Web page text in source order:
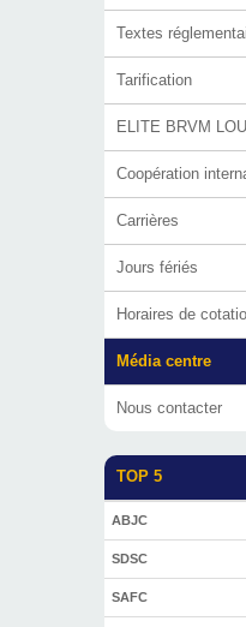
Textes
Tarification
ELITE BRVM
Coopération
Carrières
Jours fériés
Horaires de
Média centre
Nous contacter
TOP 5
ABJC
SDSC
SAFC